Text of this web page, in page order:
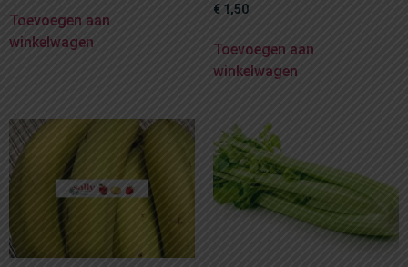
Toevoegen aan
winkelwagen
€ 1,50
Toevoegen aan
winkelwagen